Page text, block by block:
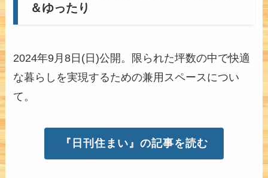
＆ゆったり
2024年9月8日(日)公開。限られた坪数の中で快適
な暮らしを実現するための兼用スペースについ
て。
『日刊住まい』の記事を読む